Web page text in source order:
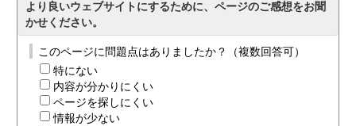
より良いウェブサイトにするために、ページのご感想をお聞
かせください。
このページに問題点はありましたか？（複数回答可）
特にない
内容が分かりにくい
ページを探しにくい
情報が少ない